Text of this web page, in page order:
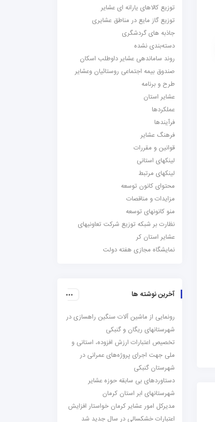
توزیع کالاهای یارانه ای عشایر
توزیع گاز مایع در مناطق عشایری
جاذبه های گردشگری
دسته‌بندی نشده
روند ساماندهی عشایر داوطلب اسکان
صندوق بیمه اجتماعی روستائیان وعشایر
طرح و برنامه
عشایر استان
عملکردها
فرآیندها
فرهنگ عشایر
قوانین و مقررات
لینکهای استانی
لینکهای مرتبط
محتوای کانون توسعه
مزایدات و مناقصات
منو کانونهای توسعه
نظارت بر شبکه توزیع شرکت تعاونیهای
عشایر استان کر
نمایشگاه مجازی هفته دولت
آخرین نوشته ها
رونمایی از ماشین آلات سنگین راهسازی در
شهرستانهای ریگان و گنبکی
تخصیص اعتبارات ارزش افزوده، استانی و
ملی جهت اجرای پروژه‌های عمرانی در
شهرستان گنبکی
دستاوردهای بی سابقه حوزه عشایر
شهرستانهای ابر استان کرمان
مدیرکل امور عشایر کرمان خواستار افزایش
اعتبارات خشکسالی در سال جدید شد